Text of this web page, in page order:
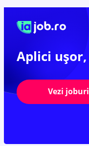
Aplici ușor,
Vezi joburi